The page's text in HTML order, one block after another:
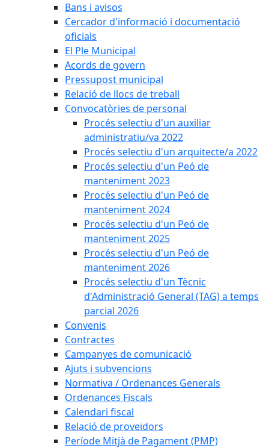
Bans i avisos
Cercador d'informació i documentació
oficials
El Ple Municipal
Acords de govern
Pressupost municipal
Relació de llocs de treball
Convocatòries de personal
Procés selectiu d'un auxiliar
administratiu/va 2022
Procés selectiu d'un arquitecte/a 2022
Procés selectiu d'un Peó de
manteniment 2023
Procés selectiu d'un Peó de
manteniment 2024
Procés selectiu d'un Peó de
manteniment 2025
Procés selectiu d'un Peó de
manteniment 2026
Procés selectiu d'un Tècnic
d'Administració General (TAG) a temps
parcial 2026
Convenis
Contractes
Campanyes de comunicació
Ajuts i subvencions
Normativa / Ordenances Generals
Ordenances Fiscals
Calendari fiscal
Relació de proveïdors
Període Mitjà de Pagament (PMP)